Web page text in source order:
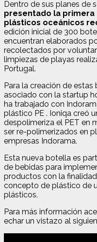
Dentro de sus planes de
presentado la
plásticos oceánicos
edición inicial de 300
encuentran elaborados
recolectados por
limpiezas de playas
Portugal.
Para la creación de
asociado con la startup
ha trabajado con
plástico PE . Ioniqa creó
despolimeriza el PET en
ser re-polimerizados en
empresas Indorama.
Esta nueva botella es
de bebidas para
productos con la
concepto de plástico de
plásticos.
Para más información
echar un vistazo al